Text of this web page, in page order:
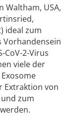
Waltham, USA,
ideal zum
Vorhandensein
CoV-2-Virus
viele der
Extraktion von
zum